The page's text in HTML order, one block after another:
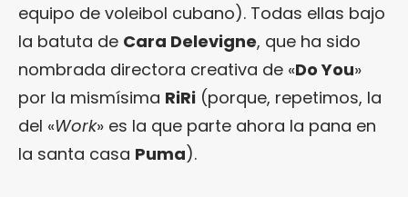
equipo de voleibol cubano). Todas ellas bajo
la batuta de Cara Delevigne, que ha sido
nombrada directora creativa de «Do You»
por la mismísima RiRi (porque, repetimos, la
del «Work» es la que parte ahora la pana en
la santa casa Puma).